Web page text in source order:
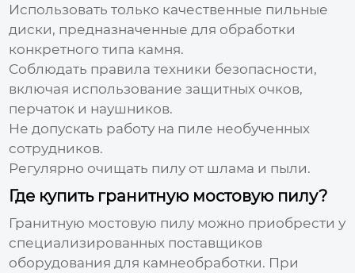
Использовать только качественные пильные
диски, предназначенные для обработки
конкретного типа камня.
Соблюдать правила техники безопасности,
включая использование защитных очков,
перчаток и наушников.
Не допускать работу на пиле необученных
сотрудников.
Регулярно очищать пилу от шлама и пыли.
Где купить гранитную мостовую пилу?
Гранитную мостовую пилу можно приобрести у
специализированных поставщиков
оборудования для камнеобработки. При